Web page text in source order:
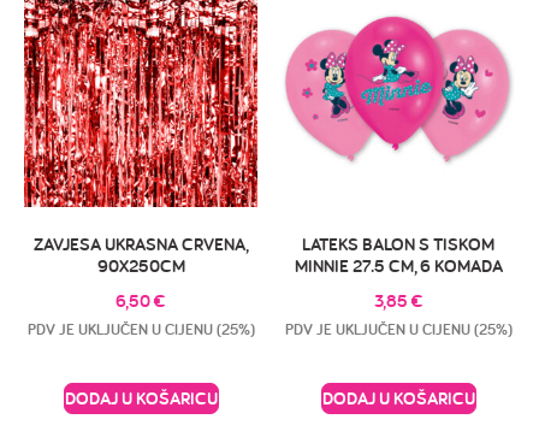
ZAVJESA UKRASNA CRVENA,
90X250CM
6,50€
PDV JE UKLJUČEN U CIJENU (25%)
DODAJ U KOŠARICU
LATEKS BALON S TISKOM
MINNIE 27.5 CM, 6 KOMADA
3,85 €
PDV JE UKLJUČEN U CIJENU (25%)
DODAJ U KOŠARICU